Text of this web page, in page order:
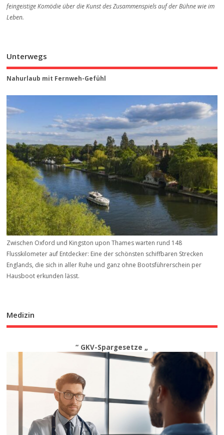
feingeistige Komödie über die Kunst des Zusammenspiels auf der Bühne wie im
Leben.
Unterwegs
Nahurlaub mit Fernweh-Gefühl
Zwischen Oxford und Kingston upon Thames warten rund 148
Flusskilometer auf Entdecker: Eine der schönsten schiffbaren Strecken
Englands, die sich in aller Ruhe und ganz ohne Bootsführerschein per
Hausboot erkunden lässt.
Medizin
“ GKV-Spargesetze „